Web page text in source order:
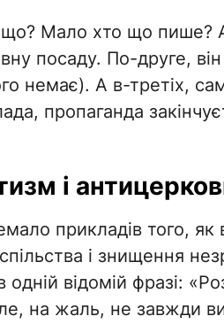
що? Мало хто що пише?
посаду. По-друге,
немає). А в-третіх,
пропаганда
і
прикладів того,
і знищення
одній відомій фразі:
на жаль, не завжди